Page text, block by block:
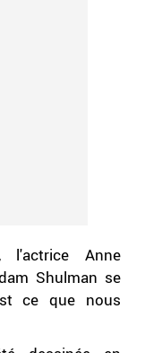
Anne
Shulman se
ce que nous